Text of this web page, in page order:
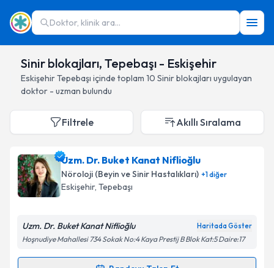
Doktor, klinik ara...
Sinir blokajları, Tepebaşı - Eskişehir
EskişehirTepebaşı içinde toplam 10 Sinir blokajları uygulayan
doktor - uzman bulundu
Filtrele Akıllı Sıralama
Uzm. Dr. Buket Kanat Niflioğlu
Nöroloji (Beyin ve Sinir Hastalıkları) +1diğer
Eskişehir, Tepebaşı
Uzm. Dr. Buket Kanat Niflioğlu Haritada Göster
Hoşnudiye Mahallesi 734 Sokak No:4 Kaya Prestij B Blok Kat:5 Daire:17